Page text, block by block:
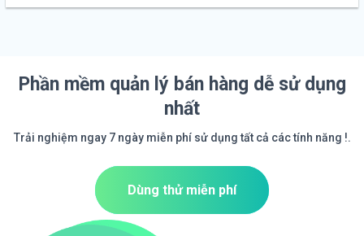
Phần mềm quản lý bán hàng dễ sử dụng
nhất
Trải nghiệm ngay 7 ngày miễn phí sử dụng tất cả các tính năng !.
Dùng thử miễn phí